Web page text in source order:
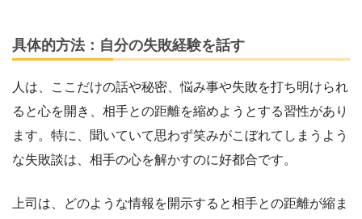
具体的方法：自分の失敗経験を話す
人は、ここだけの話や秘密、悩み事や失敗を打ち明けられ
ると心を開き、相手との距離を縮めようとする習性があり
ます。特に、聞いていて思わず笑みがこぼれてしまうよう
な失敗談は、相手の心を解かすのに好都合です。
上司は、どのような情報を開示すると相手との距離が縮ま